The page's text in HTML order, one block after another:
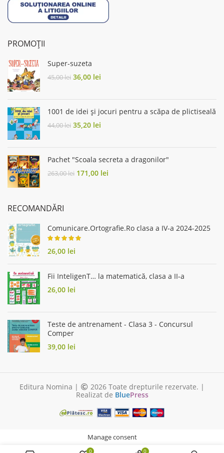
PROMOȚII
Super-suzeta
45,00lei Original
36,00 lei
1001 de idei și jocuri pentru a scăpa de plictiseală
44,00lei Original
35,20 lei
Pachet "Scoala secreta a dragonilor"
263,00lei Original
171,00 lei
RECOMANDĂRI
Comunicare.Ortografie.Ro clasa a IV-a 2024-2025
26,00 lei
Fii InteligenT… la matematică, clasa a II-a
26,00 lei
Teste de antrenament - Clasa 3 - Concursul
Comper
39,00 lei
Editura Nomina |
2026 Toate drepturile rezervate. |
Realizat de BluePress
0 0
Manage consent